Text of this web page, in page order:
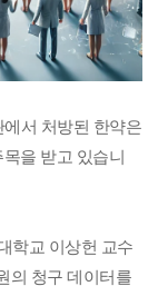
서 처방된 한약은
을 받고 있습니
학교 이상헌 교수
의 청구 데이터를